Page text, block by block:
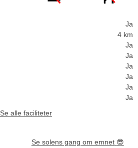
Ja
4 km
Ja
Ja
Ja
Ja
Ja
Ja
Se alle faciliteter
Se solens gang om emnet 😎